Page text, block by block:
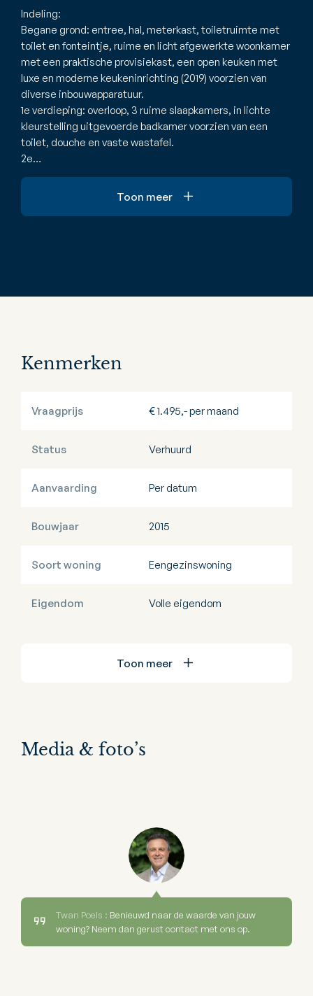
Indeling:
Begane grond: entree, hal, meterkast, toiletruimte met
toilet en fonteintje, ruime en licht afgewerkte woonkamer
met een praktische provisiekast, een open keuken met
luxe en moderne keukeninrichting (2019) voorzien van
diverse inbouwapparatuur.
1e verdieping: overloop, 3 ruime slaapkamers, in lichte
kleurstelling uitgevoerde badkamer voorzien van een
toilet, douche en vaste wastafel.
2e…
Toon meer
Kenmerken
Vraagprijs € 1.495,- per maand
Status Verhuurd
Aanvaarding Per datum
Bouwjaar 2015
Soort woning Eengezinswoning
Eigendom Volle eigendom
Toon meer
Media & foto’s
Twan Poels : Benieuwd naar de waarde van jouw
woning? Neem dan gerust contact met ons op.